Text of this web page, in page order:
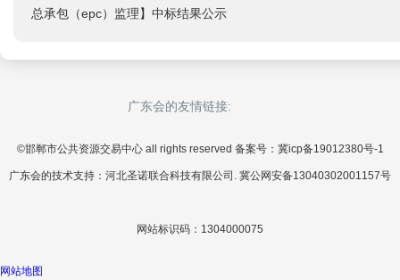
总承包（epc）监理】中标结果公示
广东会的友情链接:
©邯郸市公共资源交易中心 all rights reserved 备案号：冀icp备19012380号-1
广东会的技术支持：河北圣诺联合科技有限公司. 冀公网安备13040302001157号
网站标识码：1304000075
网站地图